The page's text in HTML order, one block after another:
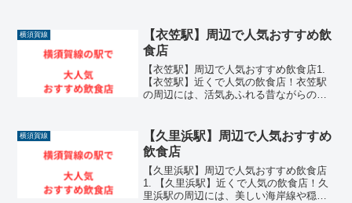
集まっています。鎌倉の奥座敷とも呼ば
れる落ち着いたエリア...
横須賀線
【衣笠駅】周辺で人気おすすめ飲
食店
【衣笠駅】周辺で人気おすすめ飲食店1.
【衣笠駅】近くで人気の飲食店！衣笠駅
の周辺には、活気あふれる昔ながらの商
集まっています。横須賀線が乗り入れる
地域の生活拠点として...
横須賀線
【久里浜駅】周辺で人気おすすめ
飲食店
【久里浜駅】周辺で人気おすすめ飲食店
1. 【久里浜駅】近くで人気の飲食店！久
里浜駅の周辺には、美しい海岸線や穏や